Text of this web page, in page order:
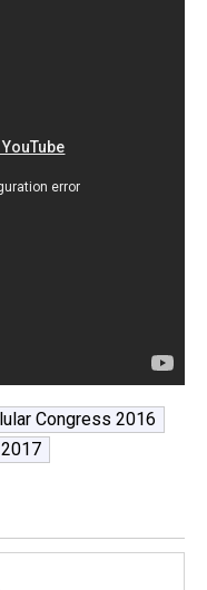
Congress 2016